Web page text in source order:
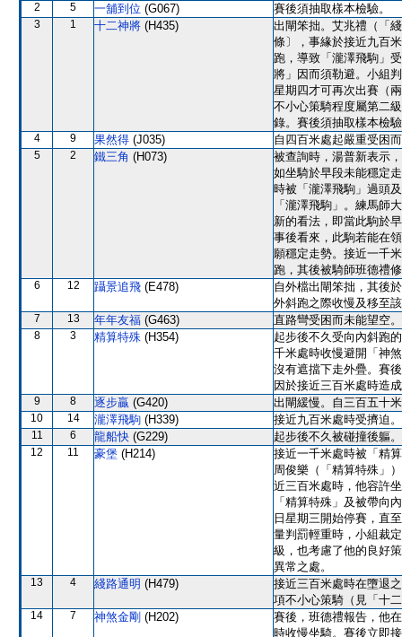
2 5 一舖到位 (G067) 賽後須抽取樣本檢驗。
3 1 十二神將 (H435)
出閘笨拙。艾兆禮（「
條〕，事緣於接近九百
跑，導致「瀧澤飛駒」
將」因而須勒避。小組
星期四才可再次出賽（
不小心策騎程度屬第二
錄。賽後須抽取樣本檢
4 9 果然得 (J035) 自四百米處起嚴重受困
5 2 鐵三角 (H073)
被查詢時，湯普新表示
如坐騎於早段未能穩定
時被「瀧澤飛駒」過頭
「瀧澤飛駒」。練馬師
新的看法，即當此駒於
事後看來，此駒若能在
願穩定走勢。接近一千
跑，其後被騎師班德禮
6 12 躡景追飛 (E478)
自外檔出閘笨拙，其後
外斜跑之際收慢及移至
7 13 年年友福 (G463) 直路彎受困而未能望空
8 3 精算特殊 (H354)
起步後不久受向內斜跑
千米處時收慢避開「神
沒有遮擋下走外疊。賽
因於接近三百米處時造
9 8 逐步贏 (G420) 出閘緩慢。自三百五十
10 14 瀧澤飛駒 (H339) 接近九百米處時受擠迫。
11 6 龍船快 (G229) 起步後不久被碰撞後軀
12 11 豪堡 (H214)
接近一千米處時被「精
周俊樂（「精算特殊」
近三百米處時，他容許
「精算特殊」及被帶向
日星期三開始停賽，直
量判罰輕重時，小組裁
級，也考慮了他的良好
異常之處。
13 4 綫路通明 (H479)
接近三百米處時在墮退
項不小心策騎（見「十
14 7 神煞金剛 (H202)
賽後，班德禮報告，他
時收慢坐騎。賽後立即